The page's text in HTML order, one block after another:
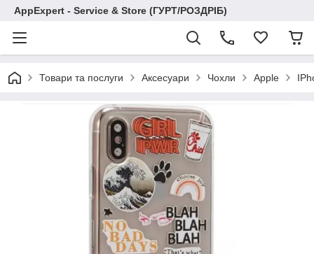
AppExpert - Service & Store (ГУРТ/РОЗДРІБ)
Товари та послуги Аксесуари Чохли Apple